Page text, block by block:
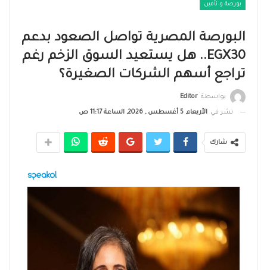
بورصة و تأمين
البورصة المصرية تواصل الصعود بدعم
EGX30.. هل يستعيد السوق الزخم رغم
تراجع أسهم الشركات الصغيرة؟
بواسطة Editor
نشر في الأربعاء, 5 أغسطس , 2026, الساعة 11:17 ص
شارك